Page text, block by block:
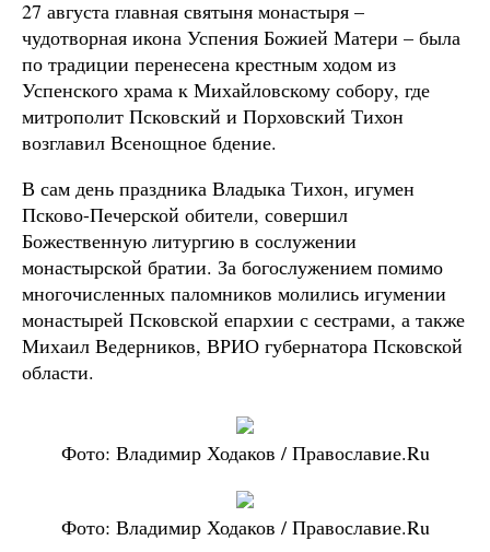
27 августа главная святыня монастыря –
чудотворная икона Успения Божией Матери – была
по традиции перенесена крестным ходом из
Успенского храма к Михайловскому собору, где
митрополит Псковский и Порховский Тихон
возглавил Всенощное бдение.
В сам день праздника Владыка Тихон, игумен
Псково-Печерской обители, совершил
Божественную литургию в сослужении
монастырской братии. За богослужением помимо
многочисленных паломников молились игумении
монастырей Псковской епархии с сестрами, а также
Михаил Ведерников, ВРИО губернатора Псковской
области.
Фото: Владимир Ходаков / Православие.Ru
Фото: Владимир Ходаков / Православие.Ru